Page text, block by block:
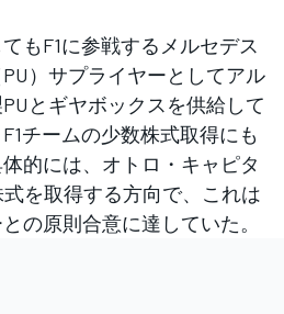
もF1に参戦するメルセデス
）サプライヤーとしてアル
とギヤボックスを供給して
チームの少数株式取得にも
的には、オトロ・キャピタ
を取得する方向で、これは
の原則合意に達していた。